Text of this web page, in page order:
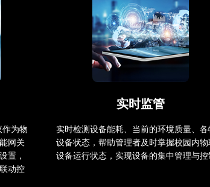
为物
网关
置，
动控
实时监管
实时检测设备能耗、当前的环境质量、各
设备状态，帮助管理者及时掌握校园内物
设备运行状态，实现设备的集中管理与控